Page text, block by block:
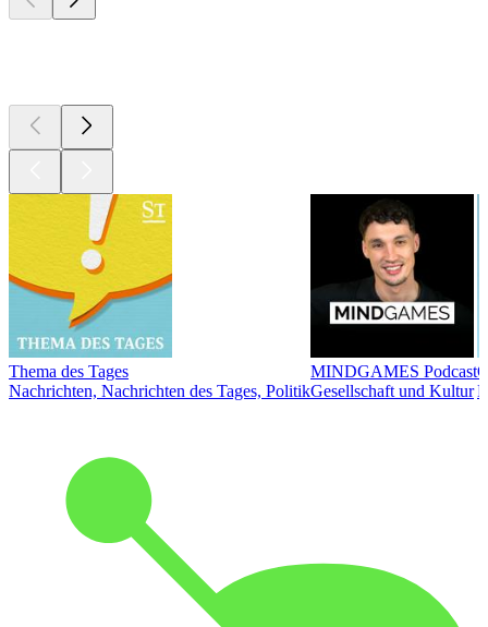
Thema des Tages
Nachrichten, Nachrichten des Tages, Politik
MINDGAMES Podcast
Gesellschaft und Kultur